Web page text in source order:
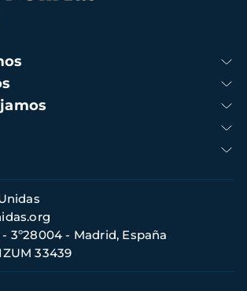
3º28004 - Madrid, España
33439